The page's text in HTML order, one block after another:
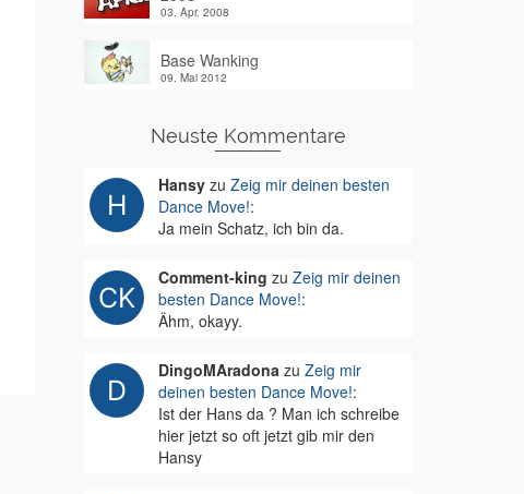
03. Apr. 2008
Base Wanking
09. Mai 2012
Neuste Kommentare
Hansyzu Zeig mir deinen besten
Dance Move!:
Ja mein Schatz, ich bin da.
Comment-king zu Zeig mir deinen
besten Dance Move!:
Ähm, okayy.
DingoMAradonazu Zeig mir
deinen besten Dance Move!:
Ist der Hans da ? Man ich schreibe
hier jetzt so oft jetzt gib mir den
Hansy